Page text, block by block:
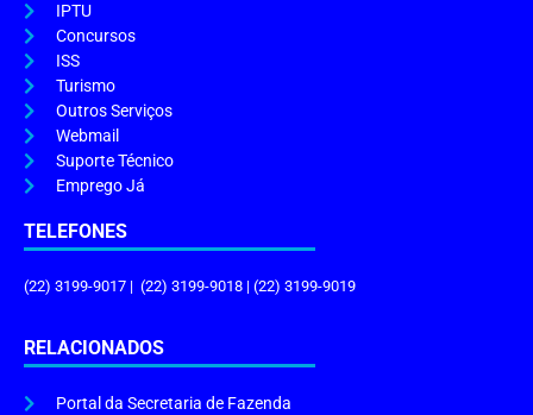
IPTU
Concursos
ISS
Turismo
Outros Serviços
Webmail
Suporte Técnico
Emprego Já
TELEFONES
(22) 3199-9017 | (22) 3199-9018 | (22) 3199-9019
RELACIONADOS
Portal da Secretaria de Fazenda